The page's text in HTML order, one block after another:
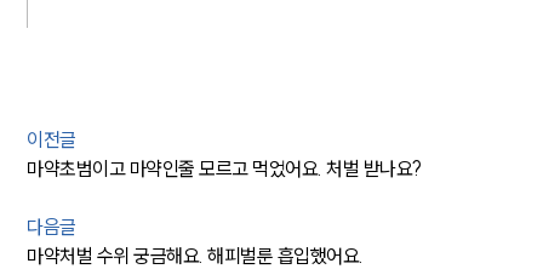
이전글
마약초범이고 마약인줄 모르고 먹었어요. 처벌 받나요?
다음글
마약처벌 수위 궁금해요. 해피벌룬 흡입했어요.